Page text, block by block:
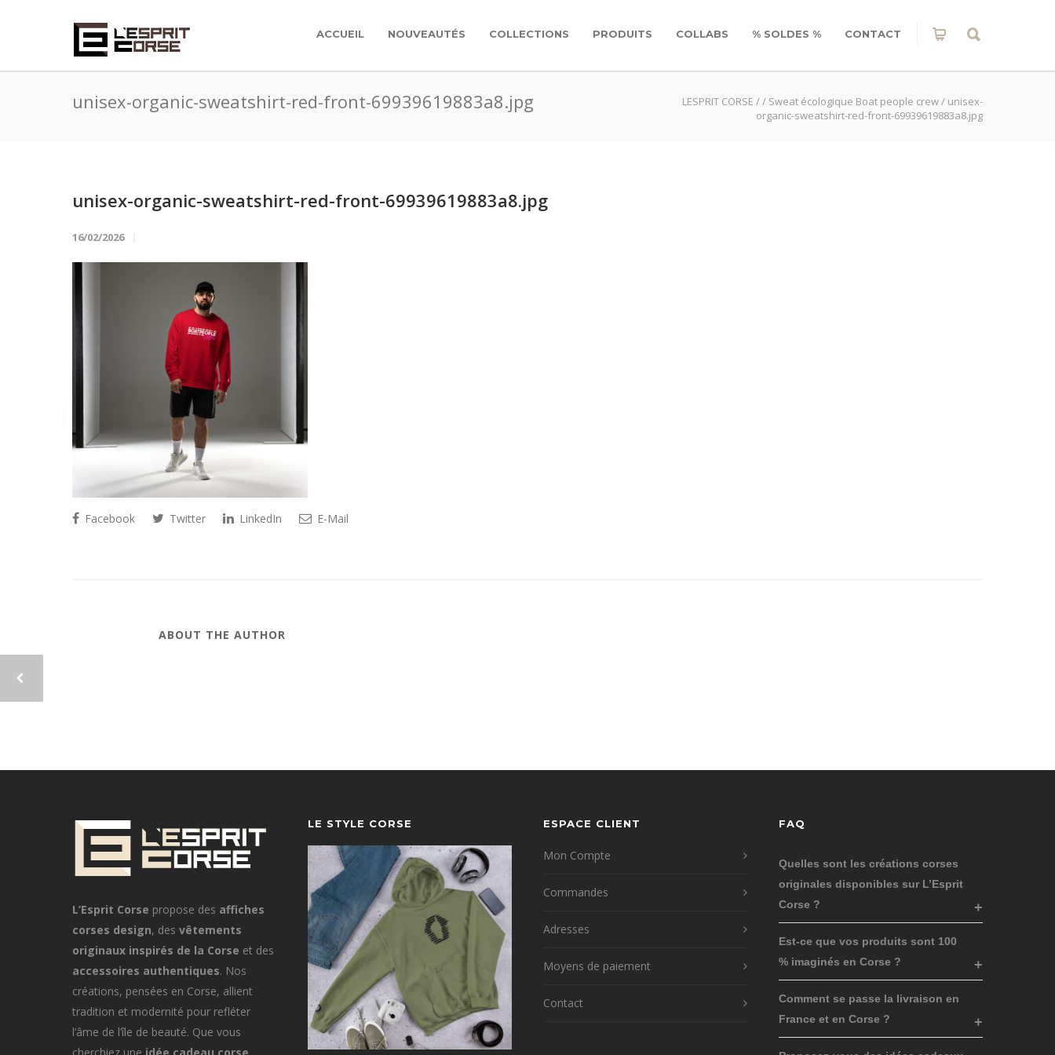
ACCUEIL NOUVEAUTÉS COLLECTIONS PRODUITS COLLABS % SOLDES % CONTACT
unisex-organic-sweatshirt-red-front-69939619883a8.jpg LESPRIT CORSE // Sweat écologique Boat people crew/ unisex-
organic-sweatshirt-red-front-69939619883a8.jpg
unisex-organic-sweatshirt-red-front-69939619883a8.jpg
16/02/2026
Facebook Twitter LinkedIn E-Mail
ABOUT THE AUTHOR
L’Esprit Corse propose des affiches
corses design, des vêtements
originaux inspirés de la Corse et des
accessoires authentiques. Nos
créations, pensées en Corse, allient
tradition et modernité pour refléter
l’âme de l’île de beauté. Que vous
LE STYLE CORSE ESPACE CLIENT
Mon Compte
Commandes
Adresses
Moyens de paiement
Contact
FAQ
Quelles sont les créations corses
originales disponibles sur L’Esprit
Corse ?
Est-ce que vos produits sont 100
% imaginés en Corse ?
Comment se passe la livraison en
France et en Corse ?